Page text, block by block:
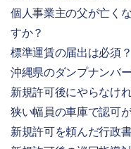
個人事業主の父が亡く
すか？
標準運賃の届出は必須？
沖縄県のダンプナンバ
新規許可後にやらなけ
狭い幅員の車庫で認可
新規許可を頼んだ行政